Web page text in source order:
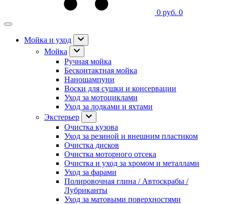
0 руб. 0
Мойка и уход
Мойка
Ручная мойка
Бесконтактная мойка
Наношампуни
Воски для сушки и консервации
Уход за мотоциклами
Уход за лодками и яхтами
Экстерьер
Очистка кузова
Уход за резиной и внешним пластиком
Очистка дисков
Очистка моторного отсека
Очистка и уход за хромом и металлами
Уход за фарами
Полировочная глина / Автоскрабы /
Лубриканты
Уход за матовыми поверхностями